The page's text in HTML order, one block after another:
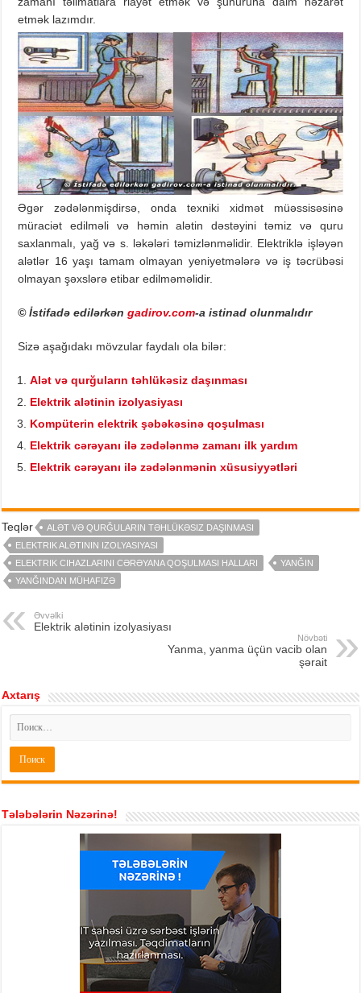
etmək lazımdır.
Əgər zədələnmişdirsə, onda texniki xidmət müəssisəsinə
müraciət edilməli və həmin alətin dəstəyini təmiz və quru
saxlanmalı, yağ və s. ləkələri təmizlənməlidir. Elektriklə işləyən
alətlər 16 yaşı tamam olmayan yeniyetmələrə və iş təcrübəsi
olmayan şəxslərə etibar edilməməlidir.
© İstifadə edilərkəngadirov.com-a istinad olunmalıdır
Sizə aşağıdakı mövzular faydalı ola bilər:
Alət və qurğuların təhlükəsiz daşınması
Elektrik alətinin izolyasiyası
Kompüterin elektrik şəbəkəsinə qoşulması
Elektrik cərəyanı ilə zədələnmə zamanı ilk yardım
Elektrik cərəyanı ilə zədələnmənin xüsusiyyətləri
Teqlər
ALƏT VƏ QURĞULARIN TƏHLÜKƏSIZ DAŞINMASI
ELEKTRIK ALƏTININ IZOLYASIYASI
ELEKTRIK CIHAZLARINI CƏRƏYANA QOŞULMASI HALLARI
YANĞIN
YANĞINDAN MÜHAFIZƏ
Əvvəlki
Elektrik alətinin izolyasiyası
Növbəti
Yanma, yanma üçün vacib olan
şərait
Axtarış
Tələbələrin Nəzərinə!